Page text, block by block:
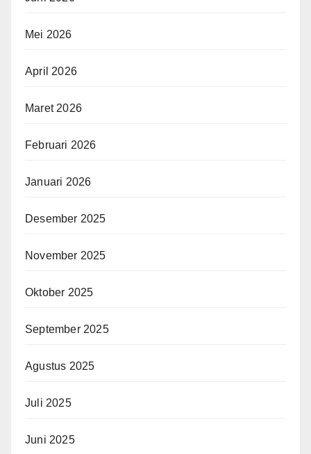
Mei 2026
April 2026
Maret 2026
Februari 2026
Januari 2026
Desember 2025
November 2025
Oktober 2025
September 2025
Agustus 2025
Juli 2025
Juni 2025